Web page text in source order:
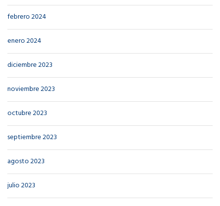
febrero 2024
enero 2024
diciembre 2023
noviembre 2023
octubre 2023
septiembre 2023
agosto 2023
julio 2023